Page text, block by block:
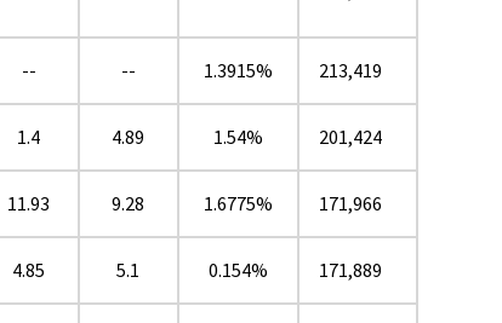
-- -- 1.3915% 213,419
1.4 4.89 1.54% 201,424
11.93 9.28 1.6775% 171,966
4.85 5.1 0.154% 171,889